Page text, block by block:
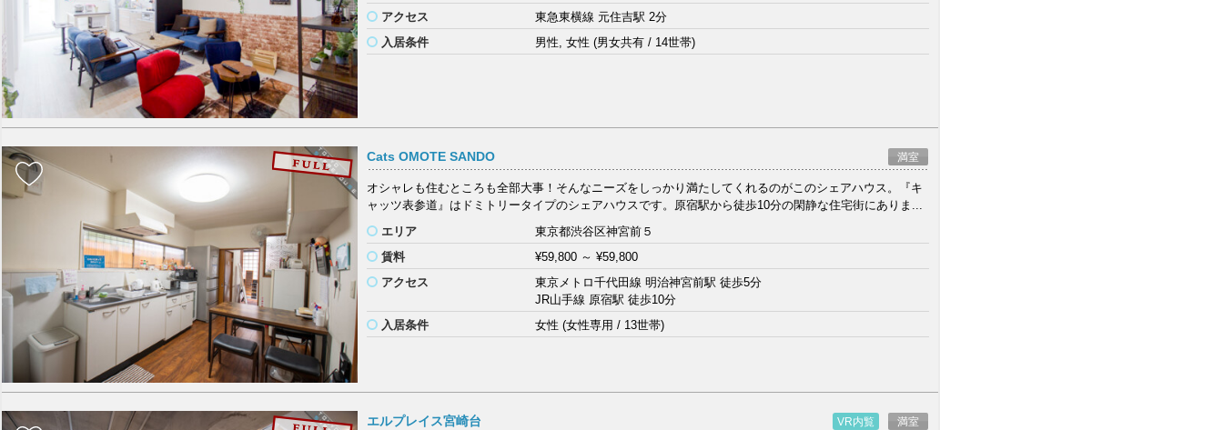
アクセス
東急東横線 元住吉駅 2分
入居条件
男性, 女性 (男女共有 / 14世帯)
Cats OMOTE SANDO 満室
オシャレも住むところも全部大事！そんなニーズをしっかり満たしてくれるのがこのシェアハウス。『キ
ャッツ表参道』はドミトリータイプのシェアハウスです。原宿駅から徒歩10分の閑静な住宅街にありま...
エリア
東京都渋谷区神宮前５
賃料
¥59,800 ～¥59,800
アクセス
東京メトロ千代田線 明治神宮前駅 徒歩5分
JR山手線 原宿駅 徒歩10分
入居条件
女性 (女性専用 / 13世帯)
エルプレイス宮崎台 VR内覧 満室